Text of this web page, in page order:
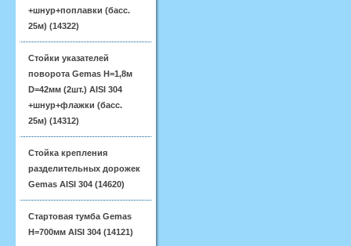
+шнур+поплавки (басс.
25м) (14322)
Стойки указателей
поворота Gemas H=1,8м
D=42мм (2шт.) AISI 304
+шнур+флажки (басс.
25м) (14312)
Стойка крепления
разделительных дорожек
Gemas AISI 304 (14620)
Стартовая тумба Gemas
H=700мм AISI 304 (14121)